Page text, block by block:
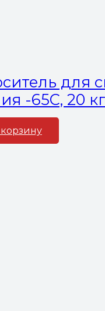
для
-65С, 20 кг